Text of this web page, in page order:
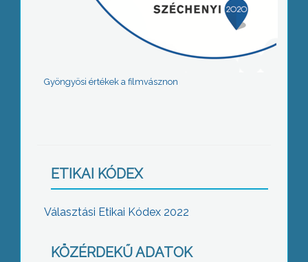
Gyöngyösi értékek a filmvásznon
ETIKAI KÓDEX
Választási Etikai Kódex 2022
KÖZÉRDEKŰ ADATOK